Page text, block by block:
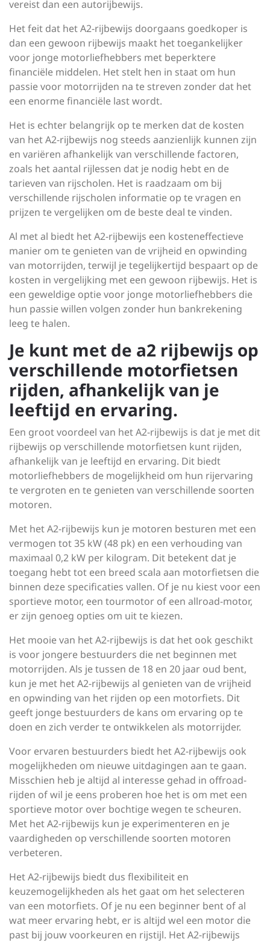
vereist dan een autorijbewijs.
Het feit dat het A2-rijbewijs doorgaans goedkoper is
dan een gewoon rijbewijs maakt het toegankelijker
voor jonge motorliefhebbers met beperktere
financiële middelen. Het stelt hen in staat om hun
passie voor motorrijden na te streven zonder dat het
een enorme financiële last wordt.
Het is echter belangrijk op te merken dat de kosten
van het A2-rijbewijs nog steeds aanzienlijk kunnen zijn
en variëren afhankelijk van verschillende factoren,
zoals het aantal rijlessen dat je nodig hebt en de
tarieven van rijscholen. Het is raadzaam om bij
verschillende rijscholen informatie op te vragen en
prijzen te vergelijken om de beste deal te vinden.
Al met al biedt het A2-rijbewijs een kosteneffectieve
manier om te genieten van de vrijheid en opwinding
van motorrijden, terwijl je tegelijkertijd bespaart op de
kosten in vergelijking met een gewoon rijbewijs. Het is
een geweldige optie voor jonge motorliefhebbers die
hun passie willen volgen zonder hun bankrekening
leeg te halen.
Je kunt met de a2 rijbewijs op
verschillende motorfietsen
rijden, afhankelijk van je
leeftijd en ervaring.
Een groot voordeel van het A2-rijbewijs is dat je met dit
rijbewijs op verschillende motorfietsen kunt rijden,
afhankelijk van je leeftijd en ervaring. Dit biedt
motorliefhebbers de mogelijkheid om hun rijervaring
te vergroten en te genieten van verschillende soorten
motoren.
Met het A2-rijbewijs kun je motoren besturen met een
vermogen tot 35 kW (48 pk) en een verhouding van
maximaal 0,2 kW per kilogram. Dit betekent dat je
toegang hebt tot een breed scala aan motorfietsen die
binnen deze specificaties vallen. Of je nu kiest voor een
sportieve motor, een tourmotor of een allroad-motor,
er zijn genoeg opties om uit te kiezen.
Het mooie van het A2-rijbewijs is dat het ook geschikt
is voor jongere bestuurders die net beginnen met
motorrijden. Als je tussen de 18 en 20 jaar oud bent,
kun je met het A2-rijbewijs al genieten van de vrijheid
en opwinding van het rijden op een motorfiets. Dit
geeft jonge bestuurders de kans om ervaring op te
doen en zich verder te ontwikkelen als motorrijder.
Voor ervaren bestuurders biedt het A2-rijbewijs ook
mogelijkheden om nieuwe uitdagingen aan te gaan.
Misschien heb je altijd al interesse gehad in offroad-
rijden of wil je eens proberen hoe het is om met een
sportieve motor over bochtige wegen te scheuren.
Met het A2-rijbewijs kun je experimenteren en je
vaardigheden op verschillende soorten motoren
verbeteren.
Het A2-rijbewijs biedt dus flexibiliteit en
keuzemogelijkheden als het gaat om het selecteren
van een motorfiets. Of je nu een beginner bent of al
wat meer ervaring hebt, er is altijd wel een motor die
past bij jouw voorkeuren en rijstijl. Het A2-rijbewijs